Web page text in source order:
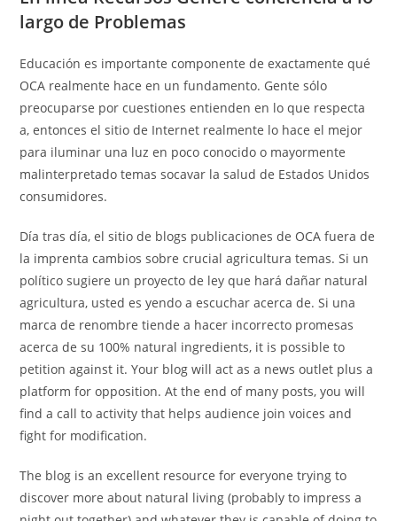
largo de Problemas
Educación es importante componente de exactamente qué
OCA realmente hace en un fundamento. Gente sólo
preocuparse por cuestiones entienden en lo que respecta
a, entonces el sitio de Internet realmente lo hace el mejor
para iluminar una luz en poco conocido o mayormente
malinterpretado temas socavar la salud de Estados Unidos
consumidores.
Día tras día, el sitio de blogs publicaciones de OCA fuera de
la imprenta cambios sobre crucial agricultura temas. Si un
político sugiere un proyecto de ley que hará dañar natural
agricultura, usted es yendo a escuchar acerca de. Si una
marca de renombre tiende a hacer incorrecto promesas
acerca de su 100% natural ingredients, it is possible to
petition against it. Your blog will act as a news outlet plus a
platform for opposition. At the end of many posts, you will
find a call to activity that helps audience join voices and
fight for modification.
The blog is an excellent resource for everyone trying to
discover more about natural living (probably to impress a